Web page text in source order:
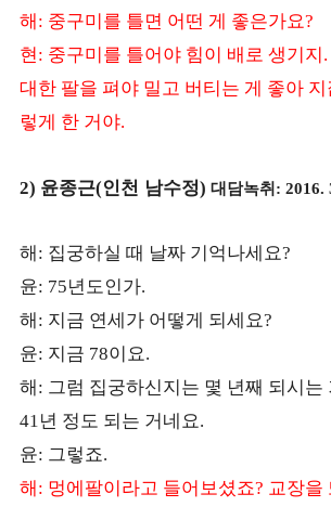
해: 중구미를 틀면 어떤 게 좋은가요?
현: 중구미를 틀어야 힘이 배로 생기지.
대한 팔을 펴야 밀고 버티는 게 좋아 지
렇게 한 거야.
2) 윤종근(인천 남수정) 대담녹취: 2016.
해: 집궁하실 때 날짜 기억나세요?
윤: 75년도인가.
해: 지금 연세가 어떻게 되세요?
윤: 지금 78이요.
해: 그럼 집궁하신지는 몇 년째 되시는
41년 정도 되는 거네요.
윤: 그렇죠.
해: 멍에팔이라고 들어보셨죠? 교장을